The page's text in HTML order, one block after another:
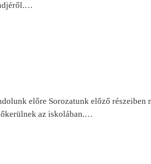
előre Sorozatunk előző részeiben
az iskolában.…